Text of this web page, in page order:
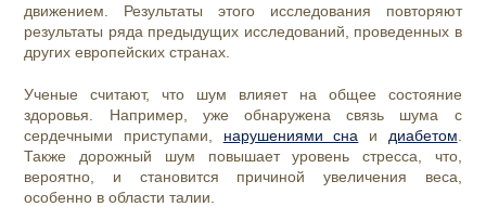
движением. Результаты этого исследования повторяют
результаты ряда предыдущих исследований, проведенных в
других европейских странах.
Ученые считают, что шум влияет на общее состояние
здоровья. Например, уже обнаружена связь шума с
сердечными приступами, нарушениями сна и диабетом
Также дорожный шум повышает уровень стресса, что,
вероятно, и становится причиной увеличения веса,
особенно в области талии.